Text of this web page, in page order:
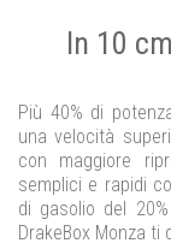
In 10
Più 40% di
una velocità
con maggiore
semplici e rapidi
di gasolio del
DrakeBox Monza ti